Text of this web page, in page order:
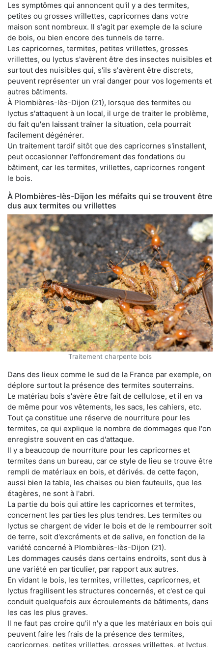
Les symptômes qui annoncent qu'il y a des termites,
petites ou grosses vrillettes, capricornes dans votre
maison sont nombreux. Il s'agit par exemple de la sciure
de bois, ou bien encore des tunnels de terre.
Les capricornes, termites, petites vrillettes, grosses
vrillettes, ou lyctus s'avèrent être des insectes nuisibles et
surtout des nuisibles qui, s'ils s'avèrent être discrets,
peuvent représenter un vrai danger pour vos logements et
autres bâtiments.
À Plombières-lès-Dijon (21), lorsque des termites ou
lyctus s'attaquent à un local, il urge de traiter le problème,
du fait qu'en laissant traîner la situation, cela pourrait
facilement dégénérer.
Un traitement tardif sitôt que des capricornes s'installent,
peut occasionner l'effondrement des fondations du
bâtiment, car les termites, vrillettes, capricornes rongent
le bois.
À Plombières-lès-Dijon les méfaits qui se trouvent être
dus aux termites ou vrillettes
Traitement charpente bois
Dans des lieux comme le sud de la France par exemple, on
déplore surtout la présence des termites souterrains.
Le matériau bois s'avère être fait de cellulose, et il en va
de même pour vos vêtements, les sacs, les cahiers, etc.
Tout ça constitue une réserve de nourriture pour les
termites, ce qui explique le nombre de dommages que l'on
enregistre souvent en cas d'attaque.
Il y a beaucoup de nourriture pour les capricornes et
termites dans un bureau, car ce style de lieu se trouve être
rempli de matériaux en bois, et dérivés. de cette façon,
aussi bien la table, les chaises ou bien fauteuils, que les
étagères, ne sont à l'abri.
La partie du bois qui attire les capricornes et termites,
concernent les parties les plus tendres. Les termites ou
lyctus se chargent de vider le bois et de le rembourrer soit
de terre, soit d'excréments et de salive, en fonction de la
variété concerné à Plombières-lès-Dijon (21).
Les dommages causés dans certains endroits, sont dus à
une variété en particulier, par rapport aux autres.
En vidant le bois, les termites, vrillettes, capricornes, et
lyctus fragilisent les structures concernés, et c'est ce qui
conduit quelquefois aux écroulements de bâtiments, dans
les cas les plus graves.
Il ne faut pas croire qu'il n'y a que les matériaux en bois qui
peuvent faire les frais de la présence des termites,
capricornes, petites vrillettes, grosses vrillettes, et lyctus,